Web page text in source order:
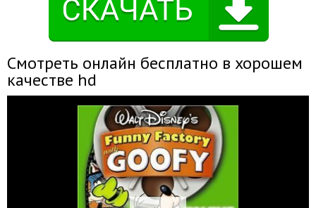
Смотреть онлайн бесплатно в хорошем
качестве hd